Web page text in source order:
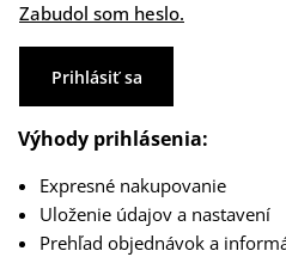
Zabudol som heslo.
Prihlásiť sa
Výhody prihlásenia:
Expresné nakupovanie
Uloženie údajov a nastavení
Prehľad objednávok a